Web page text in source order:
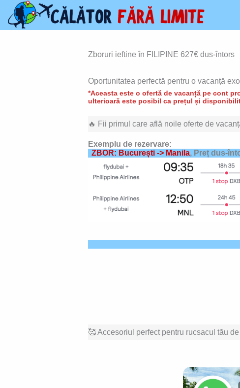
content
Zboruri ieftine în FILIPINE 627€ dus-întors
Oportunitatea perfectă pentru o vacanță
*Aceasta este o ofertă de vacanță pe cont
ulterioară este posibil ca prețul și
🔥 Fii primul care află noile oferte de
Exemplu de rezervare:
ZBOR: București -> Manila, Preț dus-
🥰 Accesoriul perfect pentru rucsacul tău